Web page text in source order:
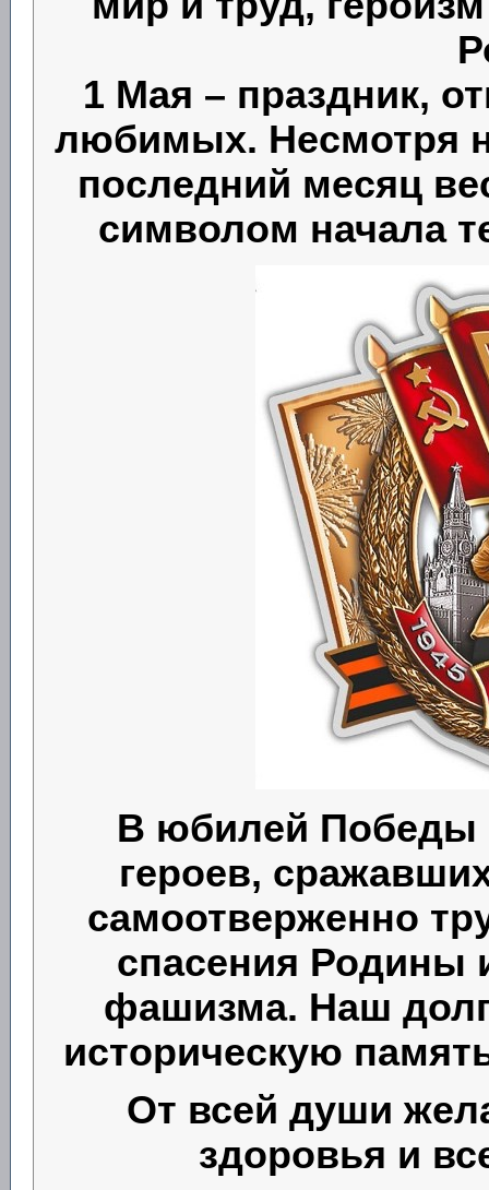
1 Мая – праздник,
любимых. Несмотря
последний месяц
символом начала
В юбилей Победы
героев,
самоотверженно
спасения Родины
фашизма. Наш долг
историческую
От всей души
здоровья и